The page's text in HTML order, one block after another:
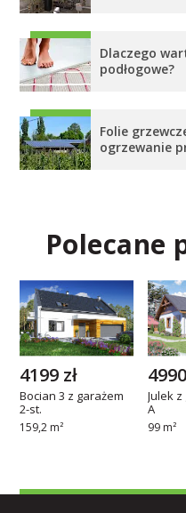
Dlaczego
podłogowe?
Folie
ogrzewanie
Polecane
Bocian 3 z garażem
2-st.
159,2 m²
4199 zł
Julek
A
99 m²